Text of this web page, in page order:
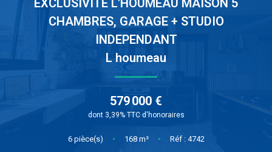
LOUER
EXCLUSIVITE L'HOUMEAU MAISON 5
CHAMBRES, GARAGE + STUDIO
INDEPENDANT
L houmeau
579 000 €
dont 3,39% TTC d'honoraires
6pièce(s) • 168m² • Réf : 4742